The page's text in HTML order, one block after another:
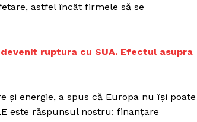
astfel încât firmele să se
ruptura cu SUA. Efectul asupra
energie, a spus că Europa nu își poate
este răspunsul nostru: finanțare